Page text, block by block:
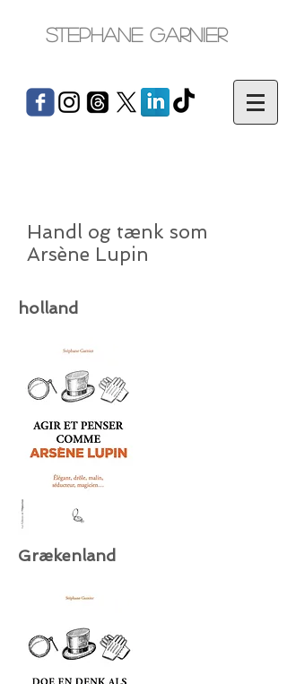
Stephane Garnier
Handl og tænk som
Arsène Lupin
holland
Grækenland